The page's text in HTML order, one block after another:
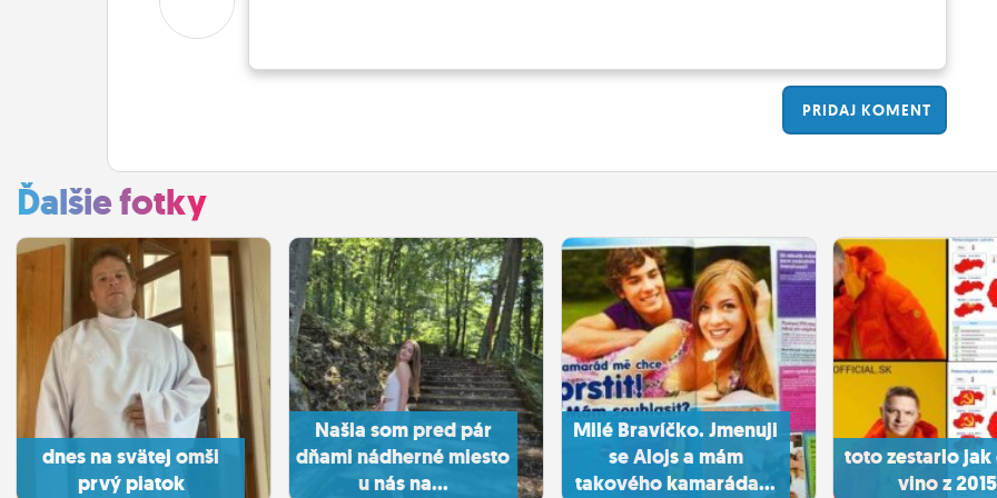
PRIDAJ KOMENT
Ďalšie fotky
dnes na svätej omši
prvý piatok
Našla som pred pár
dňami nádherné miesto
u nás na...
Milé Bravíčko. Jmenuji
se Alojs a mám
takového kamaráda...
toto zestarlo
vino z 2015